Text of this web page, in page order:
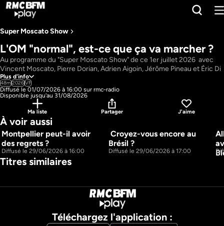
Super Moscato Show ​
L'OM "normal", est-ce que ça va marcher ?
Au programme du "Super Moscato Show" de ce 1er juillet 2026  avec
Vincent Moscato, Pierre Dorian, Adrien Aigoin, Jérôme Pineau et Éric Di
Meco :  L'OM "normal", est-ce que ça va marcher ? ; Moscazap ; Le
journal moyen 2ème édition
Pays : France
Présentateur :
Vincent Moscato,  Pierre Dorian, Adrien Aigoin,  Éric Di
Meco, Jérôme Pineau
Plus d'info
48m2026VF
Diffusé le 01/07/2026 à 16:00 sur rmc-radio
Disponible jusqu'au 31/08/2026
Ma liste Partager J'aime
À voir aussi
Montpellier peut-il avoir
des regrets ?
Diffusé le 29/06/2026 à 16:00
Croyez-vous encore au
Brésil ?
Diffusé le 29/06/2026 à 17:00
Titres similaires
Téléchargez l'application :